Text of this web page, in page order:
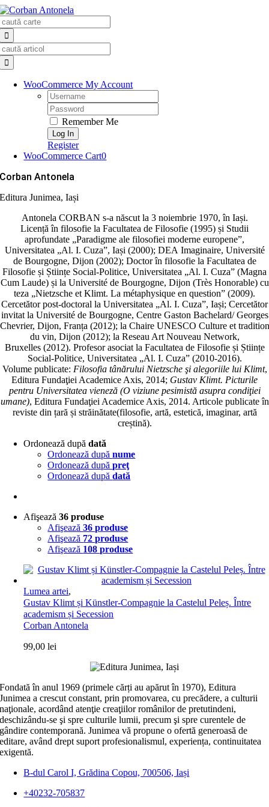
Skip
to
content
WooCommerce My Account
Username:
Password:
Remember Me
Register
WooCommerce Cart0
Corban Antonela
Editura Junimea, Iași
Antonela CORBAN s-a născut la 3 noiembrie 1970, în Iași.
Licență în filosofie la Facultatea de Filosofie (1995) și Studii
aprofundate „Paradigme ale filosofiei moderne europene”,
Universitatea „Al. I. Cuza”, Iași (2000); DEA Imaginaire, Université
de Bourgogne, Dijon (2002); Doctor în filosofie la Facultatea de
Filosofie și Științe Social-Politice, Universitatea „Al. I. Cuza” (Magna
Cum Laude) și la Université de Bourgogne, Dijon (Très Honorable) cu
teza „Nietzsche et Klimt. La métaphysique en question” (2009).
Cercetător post-doctoral la Universitatea „Al. I. Cuza”, Iași; Cercetător
invitat la Université de Bourgogne, Centre Gaston Bachelard/ Georges
Chevrier, Dijon, Franța (2012); la Chaire UNESCO Culture et tradition
du vin, Dijon (2012); la Reseau Art Nouveau Network,
Bruxelles (2012). Profesor asociat la Facultatea de Filosofie și Științe
Social-Politice, Universitatea „Al. I. Cuza” (2010-2016).
Volume publicate: Filosofia tânărului Nietzsche şi alegoriile lui Klimt,
Editura Fundaţiei Academice Axis, 2014; Gustav Klimt. Picturile
pentru Universitatea vieneză (O viziune pesimistă asupra condiţiei
umane), Editura Fundaţiei Academice Axis, 2014. Articole publicate în
reviste din țară și străinătate(filosofie, artă, estetică, imaginar, artă
creștină).
Ordonează dupădată
Ordonează dupănume
Ordonează dupăpreţ
Ordonează dupădată
Afişează36 produse
Afişează36 produse
Afişează 72 produse
Afişează 108 produse
Lumea artei,
Gustav Klimt și Künstler-Compagnie la Castelul Peleș. Între
academism și Secession
Corban Antonela
99,00lei
Fondată în anul 1969 (primele cărți au apărut în 1970), Editura
Junimea a crescut constant, prin promovarea, cu precădere, a culturii
naţionale, acordând atenţie creaţiilor românilor de pretutindeni,
deschizându-se şi spre culturile lumii, precum şi spre curentele de
gândire contemporană. Junimea vă propune o ofertă generoasă de
editare, având drept suport profesionalismul, experiența, continuitatea
exigentă.
B-dul Carol I, Grădina Copou, 700506, Iași
+40232-705837